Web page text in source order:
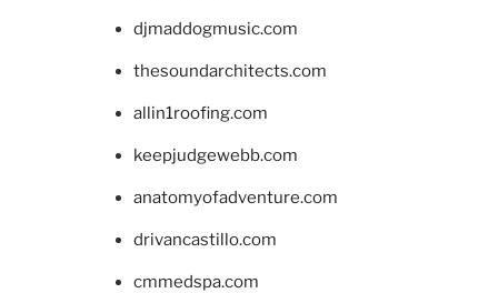
djmaddogmusic.com
thesoundarchitects.com
allin1roofing.com
keepjudgewebb.com
anatomyofadventure.com
drivancastillo.com
cmmedspa.com